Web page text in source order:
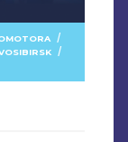
/
/